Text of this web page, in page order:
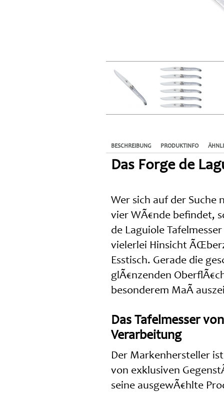
BESCHREIBUNG PRODUKTINFO
Das Forge de
Wer sich auf der Suche
vier WÃ€nde befindet,
de Laguiole
vielerlei Hinsicht
Esstisch. Gerade die
glÃ€nzenden
besonderem MaÃ
Das Tafelmesser
Verarbeitung
Der Markenhersteller
von exklusiven
seine ausgewÃ€hlte